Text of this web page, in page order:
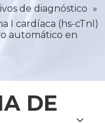
de diagnóstico »
I cardíaca (hs-cTnI)
automático en
DE